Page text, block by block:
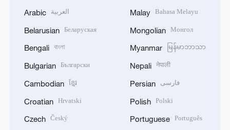
Arabic العربية
Belarusian Беларуская
Bengali বাংলা
Bulgarian Български
Cambodian ខ្មែរ
Croatian Hrvatski
Czech Český
Malay Bahasa Melayu
Mongolian Монгол
Myanmar မြန်မာဘာသာ
Nepali नेपाली
Persian فارسی
Polish Polski
Portuguese Português